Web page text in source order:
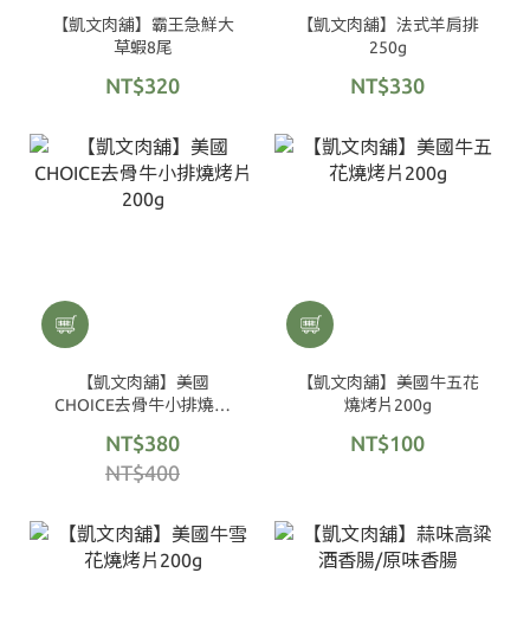
【凱文肉舖】霸王急鮮大
草蝦8尾
NT$320
【凱文肉舖】法式羊肩排
250g
NT$330
【凱文肉舖】美國
CHOICE去骨牛小排燒烤
NT$380
NT$400
【凱文肉舖】美國牛五花
燒烤片200g
NT$100